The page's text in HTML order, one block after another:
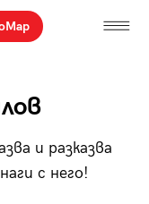
и разказва
с него!